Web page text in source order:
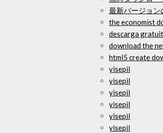
最新バージョン
the economist
descarga
download the
html5 create
yisepil
yisepil
yisepil
yisepil
yisepil
yisepil